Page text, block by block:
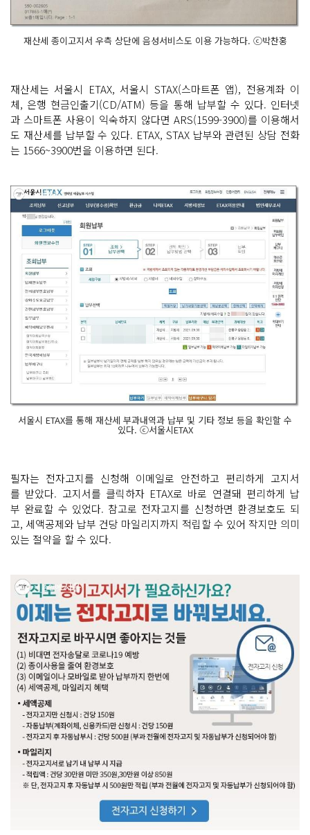
재산세 종이고지서 우측 상단에 음성서비스도 이용 가능하다. ⓒ박찬홍
재산세는 서울시 ETAX, 서울시 STAX(스마트폰 앱), 전용계좌 이
체, 은행 현금인출기(CD/ATM) 등을 통해 납부할 수 있다. 인터넷
과 스마트폰 사용이 익숙하지 않다면 ARS(1599-3900)를 이용해서
도 재산세를 납부할 수 있다. ETAX, STAX 납부와 관련된 상담 전화
는 1566~3900번을 이용하면 된다.
서울시 ETAX를 통해 재산세 부과내역과 납부 및 기타 정보 등을 확인할 수
있다. ⓒ서울시ETAX
필자는 전자고지를 신청해 이메일로 안전하고 편리하게 고지서
를 받았다. 고지서를 클릭하자 ETAX로 바로 연결돼 편리하게 납
부 완료할 수 있었다. 참고로 전자고지를 신청하면 환경보호도 되
고, 세액공제와 납부 건당 마일리지까지 적립할 수 있어 작지만 의미
있는 절약을 할 수 있다.